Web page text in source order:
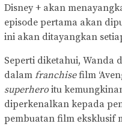
Disney + akan
episode pertama akan
ini akan ditayangkan
Seperti diketahui, Wanda
dalam franchisefilm
superhero itu
diperkenalkan kepada
pembuatan film eksklusif